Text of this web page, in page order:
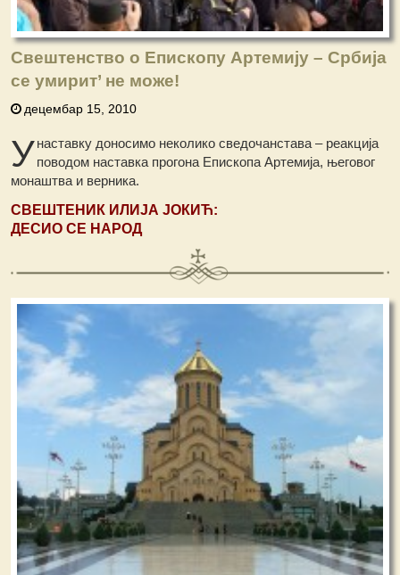
Свештенство о Епископу Артемију – Србија
се умирит’ не може!
децембар 15, 2010
Унаставку доносимо неколико сведочанстава – реакција
поводом наставка прогона Епископа Артемија, његовог
монаштва и верника.
СВЕШТЕНИК ИЛИЈА ЈОКИЋ:
ДЕСИО СЕ НАРОД